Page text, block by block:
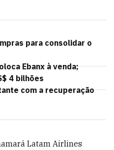
para consolidar o
Ebanx à venda;
4 bilhões
com a recuperação
Latam Airlines